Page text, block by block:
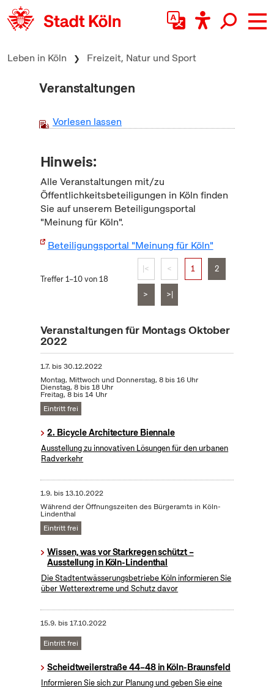
zum Inhalt springen
Leben in Köln Freizeit, Natur und Sport
Veranstaltungen
Vorlesen lassen
Hinweis:
Alle Veranstaltungen mit/zu
Öffentlichkeitsbeteiligungen in Köln finden
Sie auf unserem Beteiligungsportal
"Meinung für Köln".
Beteiligungsportal "Meinung für Köln"
Treffer 1–10 von 18
|< < 1 2
> >|
Veranstaltungen für Montags Oktober
2022
1.7. bis30.12.2022
Montag, Mittwoch und Donnerstag, 8 bis 16 Uhr
Dienstag, 8 bis 18 Uhr
Freitag, 8 bis 14 Uhr
Eintritt frei
2. Bicycle Architecture Biennale
Ausstellung zu innovativen Lösungen für den urbanen
Radverkehr
1.9. bis13.10.2022
Während der Öffnungszeiten des Bürgeramts in Köln-
Lindenthal
Eintritt frei
Wissen, was vor Starkregen schützt –
Ausstellung in Köln-Lindenthal
Die Stadtentwässerungsbetriebe Köln informieren Sie
über Wetterextreme und Schutz davor
15.9. bis17.10.2022
Eintritt frei
Scheidtweilerstraße 44–48 in Köln-Braunsfeld
Informieren Sie sich zur Planung und geben Sie eine